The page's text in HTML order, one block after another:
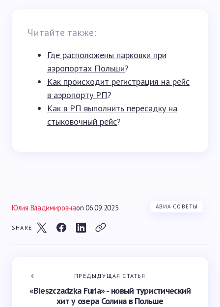
Читайте также:
Где расположены парковки при
аэропортах Польши?
Как происходит регистрация на рейс
в аэропорту РП?
Как в РП выполнить пересадку на
стыковочный рейс?
Юлия Владимировнаon 06.09.2025 АВИА СОВЕТЫ
SHARE
ПРЕДЫДУЩАЯ СТАТЬЯ
«Bieszczadzka Furia» - новый туристический
хит у озера Солина в Польше